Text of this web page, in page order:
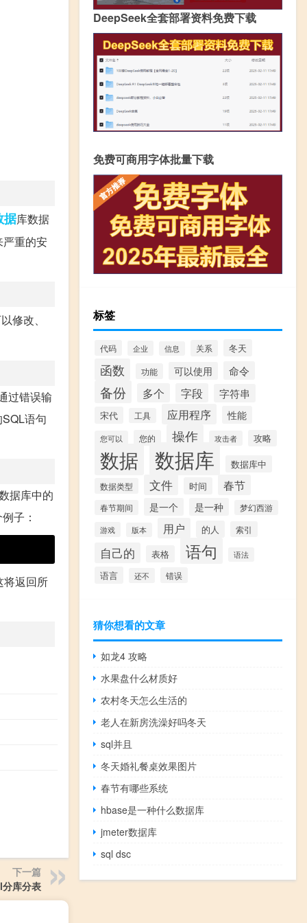
据库数据
重的安
修改、
过错误输
语句
据库中的
子：
将返回所
下一篇
库分表
DeepSeek全套部署资料免费下载
免费可商用字体批量下载
标签
代码 企业 信息 关系 冬天
函数 功能 可以使用 命令
备份 多个 字段 字符串
宋代 工具 应用程序 性能
您可以 您的 操作 攻击者 攻略
数据 数据库 数据库中
数据类型 文件 时间 春节
春节期间 是一个 是一种
梦幻西游
游戏
版本 用户 的人 索引
自己的 表格 语句 语法
语言 还不 错误
猜你想看的文章
如龙4 攻略
水果盘什么材质好
农村冬天怎么生活的
老人在新房洗澡好吗冬天
sql并且
冬天婚礼餐桌效果图片
春节有哪些系统
hbase是一种什么数据库
jmeter数据库
sql dsc